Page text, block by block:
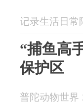
记录生活日常
“捕鱼高
保护区
普陀动物世界